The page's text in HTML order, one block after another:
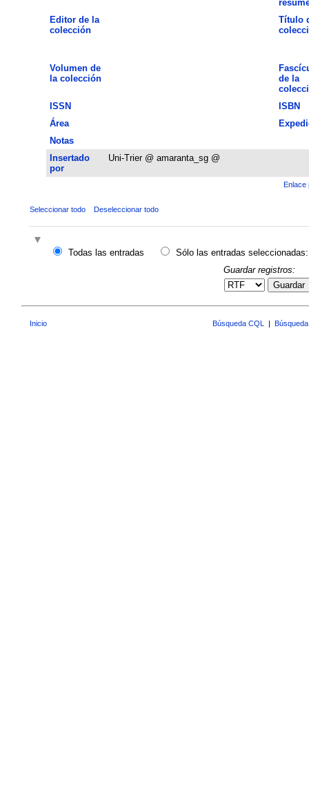
Editor de la
colección
Título
Volumen de
la colección
de la
ISSN
ISBN
Área
Notas
Insertado
por
Uni-Trier @ amaranta_sg @
Enlace
Seleccionar todo Deseleccionar todo
Todas las entradas
Sólo las entradas seleccionadas:
Guardar registros:
Guardar
Inicio Búsqueda CQL